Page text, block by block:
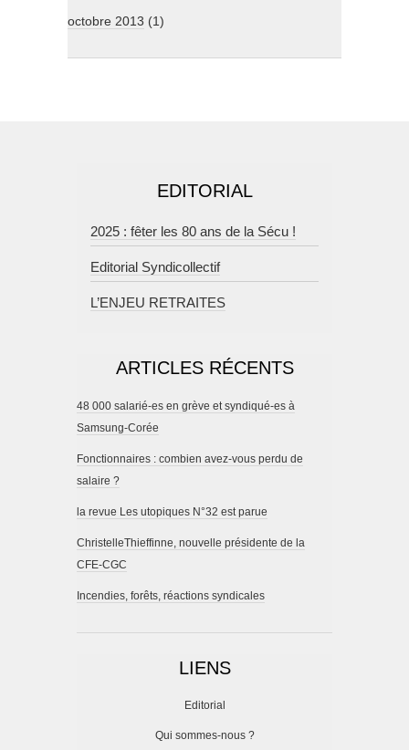
octobre 2013 (1)
EDITORIAL
2025 : fêter les 80 ans de la Sécu !
Editorial Syndicollectif
L’ENJEU RETRAITES
ARTICLES RÉCENTS
48 000 salarié-es en grève et syndiqué-es à
Samsung-Corée
Fonctionnaires : combien avez-vous perdu de
salaire ?
la revue Les utopiques N°32 est parue
ChristelleThieffinne, nouvelle présidente de la
CFE-CGC
Incendies, forêts, réactions syndicales
LIENS
Editorial
Qui sommes-nous ?